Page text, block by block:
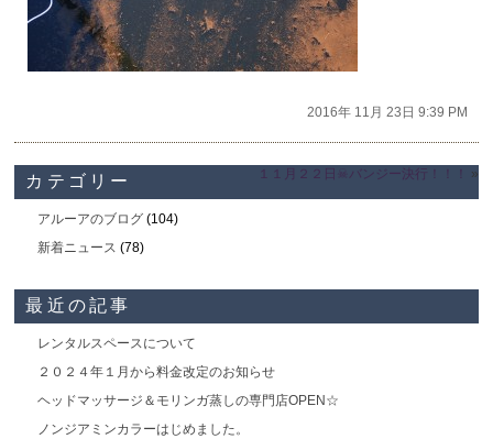
2016年 11月 23日 9:39 PM
１１月２２日☠バンジー決行！！！ »
カテゴリー
アルーアのブログ (104)
新着ニュース (78)
最近の記事
レンタルスペースについて
２０２４年１月から料金改定のお知らせ
ヘッドマッサージ＆モリンガ蒸しの専門店OPEN☆
ノンジアミンカラーはじめました。